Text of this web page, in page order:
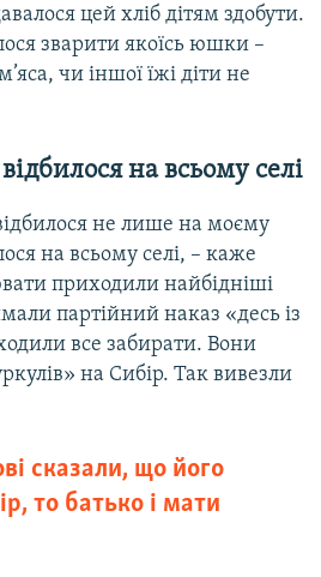
цей хліб дітям здобути.
зварити якоїсь юшки –
чи іншої їжі діти не
на всьому селі
не лише на моєму
на всьому селі, – каже
приходили найбідніші
партійний наказ «десь із
все забирати. Вони
на Сибір. Так вивезли
сказали, що його
то батько і мати